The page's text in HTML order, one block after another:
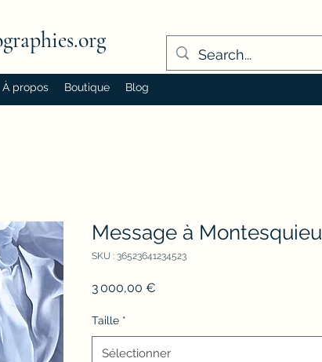
À propos Boutique Blog
Message à Montesquieu
SKU : 36523641234523
3 000,00 €
Taille *
Sélectionner